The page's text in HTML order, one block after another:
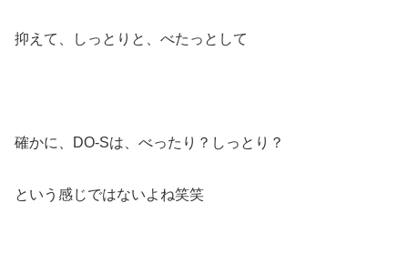
抑えて、しっとりと、べたっとして
確かに、DO-Sは、べったり？しっとり？
という感じではないよね笑笑